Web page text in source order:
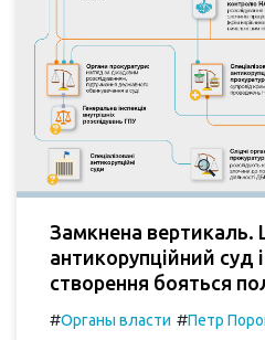
Замкнена
антикорупційний суд
створення бояться
#Органы власти #Петр